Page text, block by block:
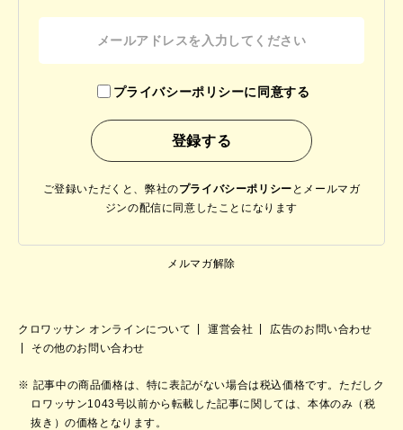
プライバシーポリシーに同意する
ご登録いただくと、弊社のプライバシーポリシー と メールマガ
ジンの配信に同意したことになります
メルマガ解除
クロワッサン オンラインについて 運営会社
広告のお問い合わせ
その他のお問い合わせ
記事中の商品価格は、特に表記がない場合は税込価格です。ただしク
ロワッサン1043号以前から転載した記事に関しては、本体のみ（税
抜き）の価格となります。